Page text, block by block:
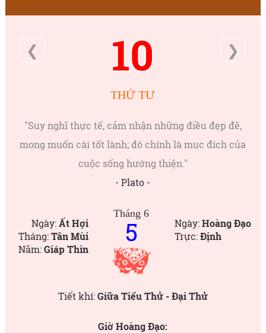
❮ 10 ❯
THỨ TƯ
"Suy nghĩ thực tế, cảm nhận những điều đẹp đẽ,
mong muốn cái tốt lành; đó chính là mục đích của
cuộc sống hướng thiện."
- Plato -
Ngày:Ất Hợi
Tháng:Tân Mùi
Năm:Giáp Thìn
Tháng 6
5 Ngày:Hoàng Đạo
Trực:Định
Tiết khí:Giữa Tiểu Thử - Đại Thử
Giờ Hoàng Đạo: